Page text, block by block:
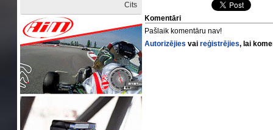
Cits
Komentāri
Pašlaik komentāru nav!
Autorizējies vaireģistrējies, lai